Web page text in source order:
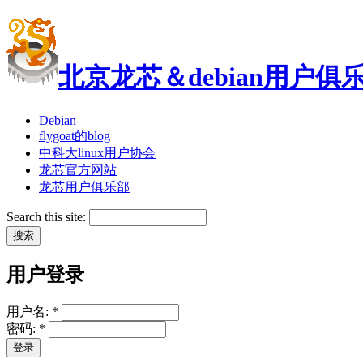
北京龙芯＆debian用户俱
Debian
flygoat的blog
中科大linux用户协会
龙芯官方网站
龙芯用户俱乐部
Search this site:
用户登录
用户名: *
密码: *